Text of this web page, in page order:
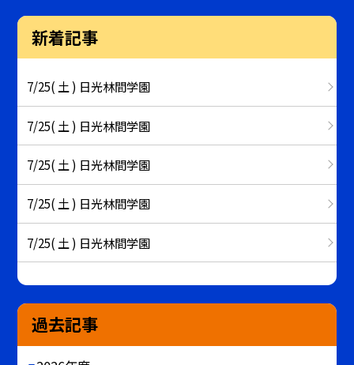
新着記事
7/25( 土 ) 日光林間学園
7/25( 土 ) 日光林間学園
7/25( 土 ) 日光林間学園
7/25( 土 ) 日光林間学園
7/25( 土 ) 日光林間学園
過去記事